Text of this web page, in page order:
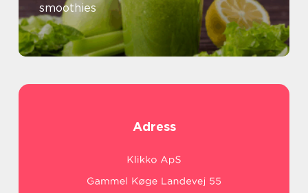
smoothies
Adress